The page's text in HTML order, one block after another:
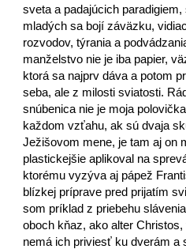
sveta a padajúcich
mladých sa bojí záväzku,
rozvodov, týrania a
manželstvo nie je iba papier,
ktorá sa najprv dáva a potom
seba, ale z milosti sviatosti.
snúbenica nie je moja
každom vzťahu, ak sú dvaja
Ježišovom mene, je tam aj on
plastickejšie aplikoval na
ktorému vyzýva aj pápež
blízkej príprave pred prijatím
som príklad z priebehu
oboch kňaz, ako alter
nemá ich priviesť ku dverám a